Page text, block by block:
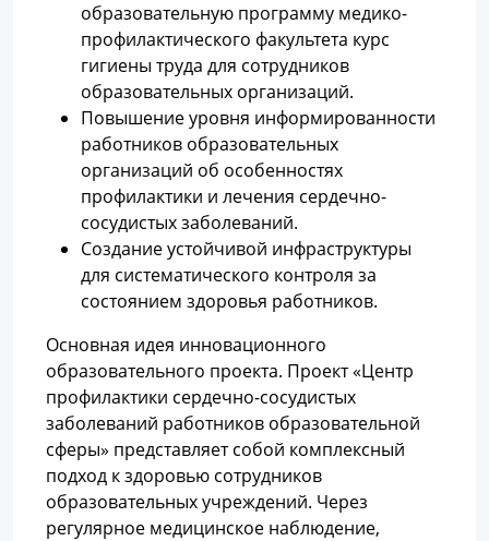
образовательную программу медико-
профилактического факультета курс
гигиены труда для сотрудников
образовательных организаций.
Повышение уровня информированности
работников образовательных
организаций об особенностях
профилактики и лечения сердечно-
сосудистых заболеваний.
Создание устойчивой инфраструктуры
для систематического контроля за
состоянием здоровья работников.
Основная идея инновационного
образовательного проекта. Проект «Центр
профилактики сердечно-сосудистых
заболеваний работников образовательной
сферы» представляет собой комплексный
подход к здоровью сотрудников
образовательных учреждений. Через
регулярное медицинское наблюдение,